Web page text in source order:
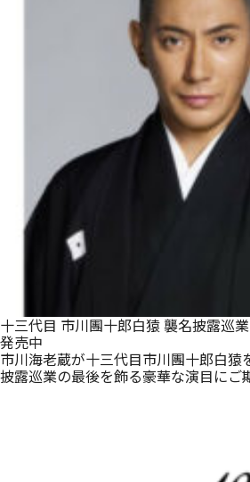
十三代目 市川團十郎白猿 襲名披露巡業
発売中
市川海老蔵が十三代目市川團十郎白猿
披露巡業の最後を飾る豪華な演目にご